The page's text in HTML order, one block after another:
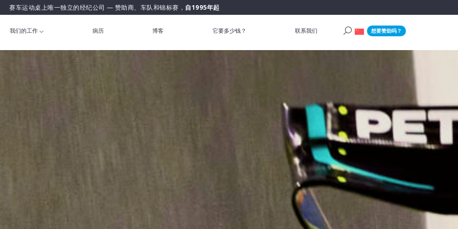
赛车运动桌上唯一独立的经纪公司 — 赞助商、车队和锦标赛， 自1995年起
我们的工作 病历 博客 它要多少钱？ 联系我们 想要赞助吗？